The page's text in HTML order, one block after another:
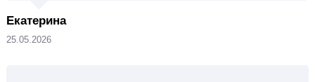
Екатерина
25.05.2026